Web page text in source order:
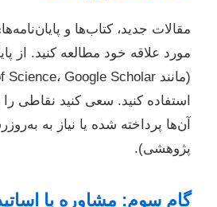
مقالات جدید، کتاب‌ها و
مورد علاقه خود مطالعه کنید. از
استفاده کنید. سعی کنید نقاطی را
آن‌ها پرداخته شده یا نیاز به
پژوهشی).
گام سوم: مشاوره با